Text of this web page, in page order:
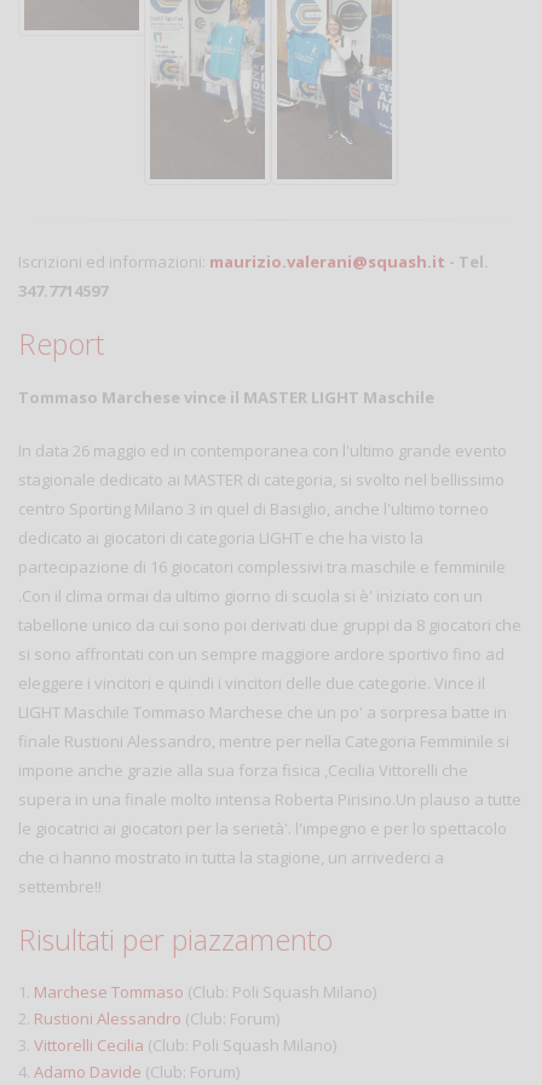
Iscrizioni ed informazioni: maurizio.valerani@squash.it - Tel.
347.7714597
Report
Tommaso Marchese vince il MASTER LIGHT Maschile
In data 26 maggio ed in contemporanea con l'ultimo grande evento
stagionale dedicato ai MASTER di categoria, si svolto nel bellissimo
centro Sporting Milano 3 in quel di Basiglio, anche l'ultimo torneo
dedicato ai giocatori di categoria LIGHT e che ha visto la
partecipazione di 16 giocatori complessivi tra maschile e femminile
.Con il clima ormai da ultimo giorno di scuola si è' iniziato con un
tabellone unico da cui sono poi derivati due gruppi da 8 giocatori che
si sono affrontati con un sempre maggiore ardore sportivo fino ad
eleggere i vincitori e quindi i vincitori delle due categorie. Vince il
LIGHT Maschile Tommaso Marchese che un po' a sorpresa batte in
finale Rustioni Alessandro, mentre per nella Categoria Femminile si
impone anche grazie alla sua forza fisica ,Cecilia Vittorelli che
supera in una finale molto intensa Roberta Pirisino.Un plauso a tutte
le giocatrici ai giocatori per la serietà'. l'impegno e per lo spettacolo
che ci hanno mostrato in tutta la stagione, un arrivederci a
settembre!!
Risultati per piazzamento
1. Marchese Tommaso (Club: Poli Squash Milano)
2. Rustioni Alessandro (Club: Forum)
3. Vittorelli Cecilia (Club: Poli Squash Milano)
4. Adamo Davide (Club: Forum)